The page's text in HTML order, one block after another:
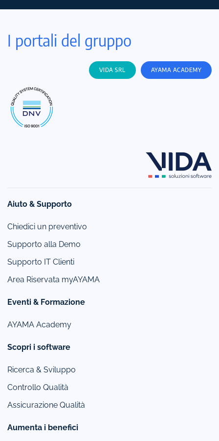
I portali del gruppo
VIDA SRL AYAMA ACADEMY
Aiuto & Supporto
Chiedici un preventivo
Supporto alla Demo
Supporto IT Clienti
Area Riservata myAYAMA
Eventi & Formazione
AYAMA Academy
Scopri i software
Ricerca & Sviluppo
Controllo Qualità
Assicurazione Qualità
Aumenta i benefici